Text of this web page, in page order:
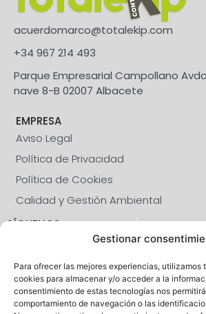
Gestionar
Para ofrecer las mejores experiencias, utilizamos
cookies para almacenar y/o acceder a la
consentimiento de estas tecnologías nos
comportamiento de navegación o las
acuerdomarco@totalekip.com
+34 967 214 493
Parque Empresarial Campollano
nave 8-B 02007 Albacete
EMPRESA
Aviso Legal
Política de Privacidad
Política de Cookies
Calidad y Gestión Ambiental
SÍGUENOS
CALIDAD